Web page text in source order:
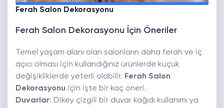
Ferah Salon Dekorasyonu
Ferah Salon Dekorasyonu İçin Öneriler
Temel yaşam alanı olan salonların daha ferah ve iç
açıcı olması için kullandığınız ürünlerde küçük
değişikliklerde yeterli olabilir. Ferah Salon
Dekorasyonu için işte bir kaç öneri.
Duvarlar: Dikey çizgili bir duvar kağıdı kullanımı ya